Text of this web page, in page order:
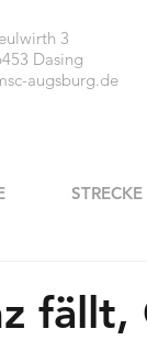
3
Dasing
augsburg.de
STRECKE
fällt,